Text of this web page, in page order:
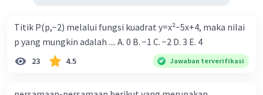
Titik P(p,−2) melalui fungsi kuadrat y=x²−5x+4, maka nilai
p yang mungkin adalah .... A. 0 B. −1 C. −2 D. 3 E. 4
23 4.5 Jawaban terverifikasi